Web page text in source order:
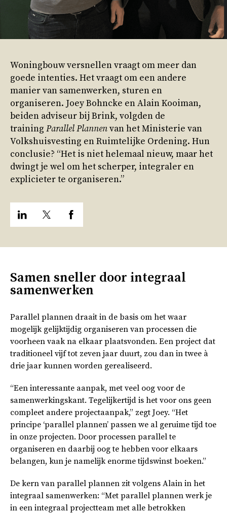
Woningbouw versnellen vraagt om meer dan
goede intenties. Het vraagt om een andere
manier van samenwerken, sturen en
organiseren. Joey Bohncke en Alain Kooiman,
beiden adviseur bij Brink, volgden de
training Parallel Plannenvan het Ministerie van
Volkshuisvesting en Ruimtelijke Ordening. Hun
conclusie? “Het is niet helemaal nieuw, maar het
dwingt je wel om het scherper, integraler en
explicieter te organiseren.”
Samen sneller door integraal
samenwerken
Parallel plannen draait in de basis om het waar
mogelijk gelijktijdig organiseren van processen die
voorheen vaak na elkaar plaatsvonden. Een project dat
traditioneel vijf tot zeven jaar duurt, zou dan in twee à
drie jaar kunnen worden gerealiseerd.
“Een interessante aanpak, met veel oog voor de
samenwerkingskant. Tegelijkertijd is het voor ons geen
compleet andere projectaanpak,” zegt Joey. “Het
principe ‘parallel plannen’ passen we al geruime tijd toe
in onze projecten. Door processen parallel te
organiseren en daarbij oog te hebben voor elkaars
belangen, kun je namelijk enorme tijdswinst boeken.”
De kern van parallel plannen zit volgens Alain in het
integraal samenwerken: “Met parallel plannen werk je
in een integraal projectteam met alle betrokken